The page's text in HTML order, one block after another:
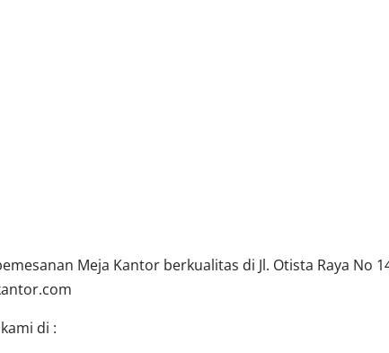
Meja Kantor berkualitas di Jl. Otista Raya No
di :